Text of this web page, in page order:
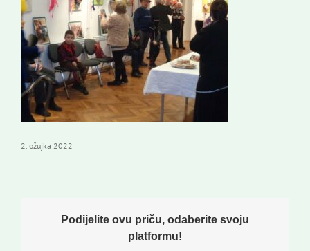
Novi odmev – naše glasilo
Izdavaštvo
Korisne informacije
2. ožujka 2022
Podijelite ovu priču, odaberite svoju
platformu!